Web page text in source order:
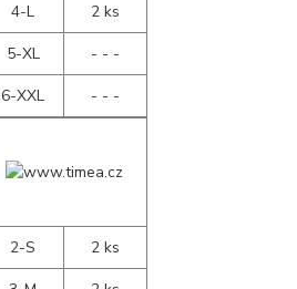
4-L
2 ks
5-XL
- - -
6-XXL
- - -
2-S
2 ks